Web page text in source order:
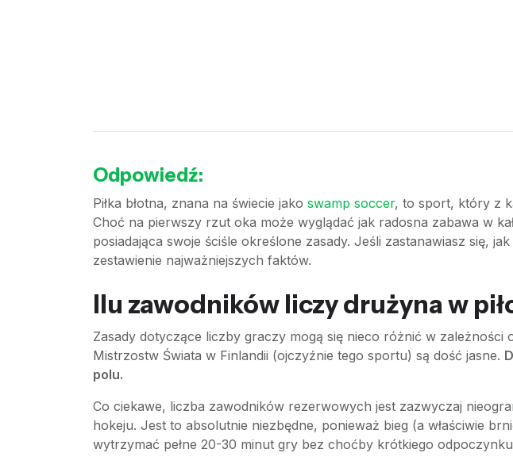
Odpowiedź:
Piłka błotna, znana na świecie jako swamp soccer, to sport, który z
Choć na pierwszy rzut oka może wyglądać jak radosna zabawa w
posiadająca swoje ściśle określone zasady. Jeśli zastanawiasz się,
zestawienie najważniejszych faktów.
Ilu zawodników liczy drużyna w
Zasady dotyczące liczby graczy mogą się nieco różnić w
Mistrzostw Świata w Finlandii (ojczyźnie tego sportu) są dość jasne.
polu.
Co ciekawe, liczba zawodników rezerwowych jest zazwyczaj
hokeju. Jest to absolutnie niezbędne, ponieważ bieg (a właściwie
wytrzymać pełne 20-30 minut gry bez choćby krótkiego